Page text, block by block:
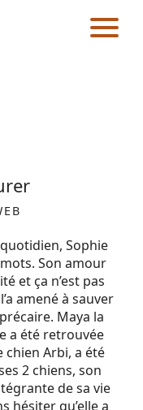
Sophie
Son amour
et ça n’est pas
amené à sauver
Maya la
a été retrouvée
chien Arbi, a été
2 chiens, son
de sa vie
hésiter qu’elle a